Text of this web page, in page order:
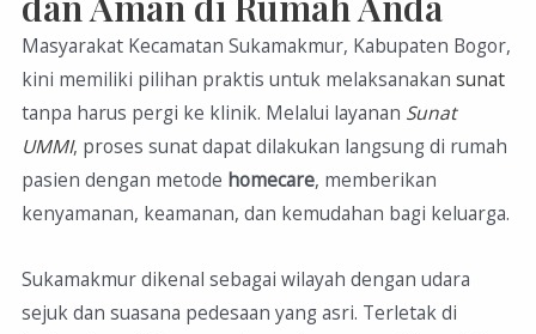
Masyarakat Kecamatan Sukamakmur, Kabupaten Bogor,
kini memiliki pilihan praktis untuk melaksanakansunat
tanpa harus pergi ke klinik. Melalui layanan Sunat
UMMI, proses sunat dapat dilakukan langsung di rumah
pasien dengan metode homecare, memberikan
kenyamanan, keamanan, dan kemudahan bagi keluarga.
Sukamakmur dikenal sebagai wilayah dengan udara
sejuk dan suasana pedesaan yang asri. Terletak di